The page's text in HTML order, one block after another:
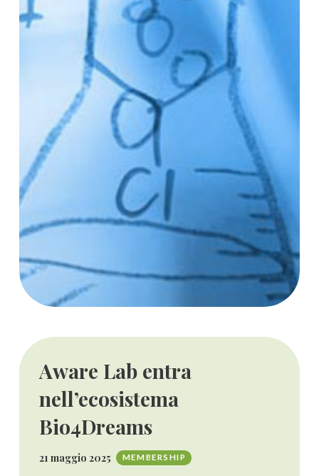
Aware Lab entra
nell’ecosistema
Bio4Dreams
21 maggio 2025 MEMBERSHIP